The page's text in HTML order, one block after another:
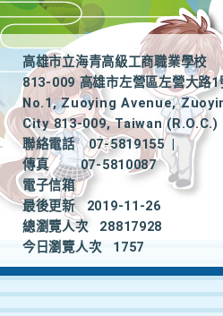
高雄市立海青高級工商職業學校
813-009 高雄市左營區左營大路1
No.1, Zuoying Avenue,
City 813-009, Taiwan (R.O.C.)
聯絡電話
07-5819155
|
傳真
07-5810087
電子信箱
最後更新
2019-11-26
總瀏覽人次
28817928
今日瀏覽人次
1757